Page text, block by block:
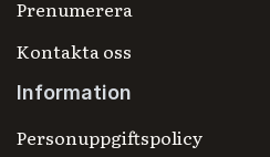
Prenumerera
Kontakta oss
Information
Personuppgiftspolicy